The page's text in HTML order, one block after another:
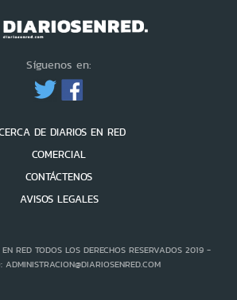
Síguenos en:
DE DIARIOS EN RED
COMERCIAL
CONTÁCTENOS
AVISOS LEGALES
RED TODOS LOS DERECHOS RESERVADOS 2019 -
ADMINISTRACION@DIARIOSENRED.COM